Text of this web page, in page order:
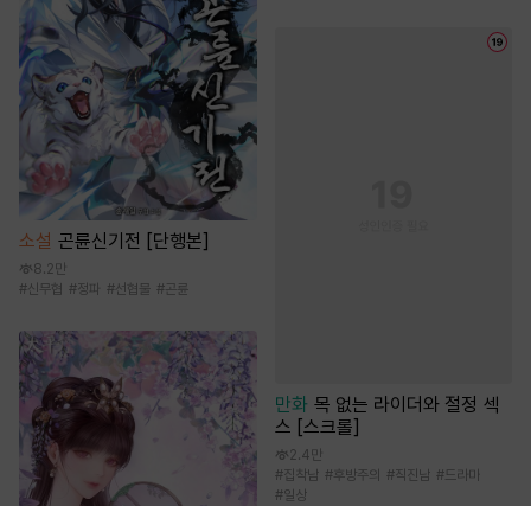
소설 곤륜신기전 [단행본]
8.2만
#신무협 #정파 #선협물 #곤륜
만화 목 없는 라이더와 절정 섹
스 [스크롤]
2.4만
#집착남 #후방주의 #직진남 #드라마
#일상